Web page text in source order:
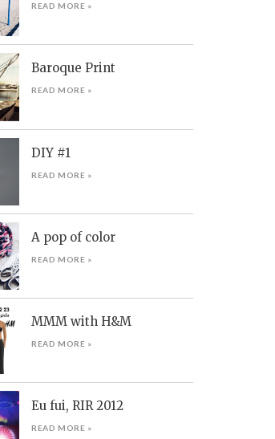
READ MORE »
Baroque Print
READ MORE »
DIY #1
READ MORE »
A pop of color
READ MORE »
MMM with H&M
READ MORE »
Eu fui, RIR 2012
READ MORE »